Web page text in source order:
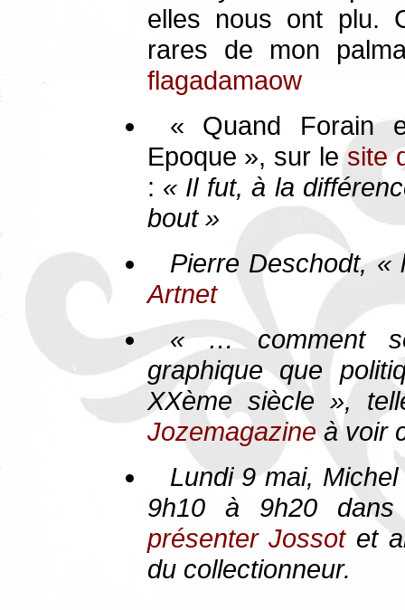
elles nous ont plu.
rares de mon
flagadamaow
« Quand Forain
Epoque », sur lesite
: « Il fut, à la
bout »
Pierre Deschodt, «
Artnet
« … comment
graphique que
XXème siècle »,
Jozemagazineà voir
Lundi 9 mai,
9h10 à 9h20
présenter Jossotet
du collectionneur.